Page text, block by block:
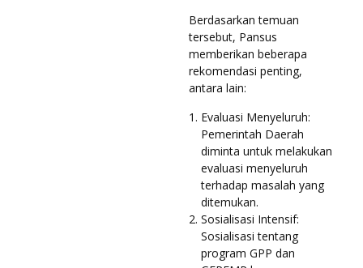
Berdasarkan temuan
tersebut, Pansus
memberikan beberapa
rekomendasi penting,
antara lain:
Evaluasi Menyeluruh:
Pemerintah Daerah
diminta untuk melakukan
evaluasi menyeluruh
terhadap masalah yang
ditemukan.
Sosialisasi Intensif:
Sosialisasi tentang
program GPP dan